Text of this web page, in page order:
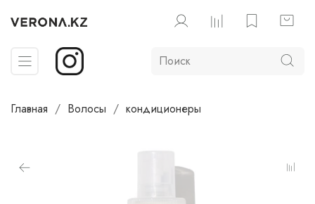
Главная Волосы кондиционеры